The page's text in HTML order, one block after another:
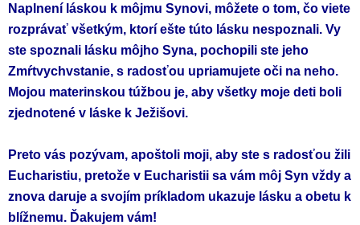
Naplnení láskou k môjmu Synovi, môžete o tom, čo viete
rozprávať všetkým, ktorí ešte túto lásku nespoznali. Vy
ste spoznali lásku môjho Syna, pochopili ste jeho
Zmŕtvychvstanie, s radosťou upriamujete oči na neho.
Mojou materinskou túžbou je, aby všetky moje deti boli
zjednotené v láske k Ježišovi.
Preto vás pozývam, apoštoli moji, aby ste s radosťou žili
Eucharistiu, pretože v Eucharistii sa vám môj Syn vždy a
znova daruje a svojím príkladom ukazuje lásku a obetu k
blížnemu. Ďakujem vám!